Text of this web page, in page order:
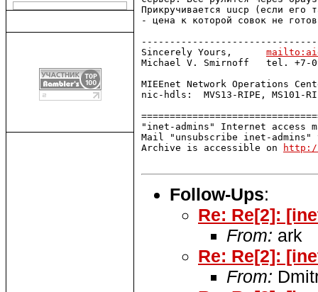
Прикручивается uucp (если его
- цена к которой совок не
Sincerely Yours,
Michael V. Smirnoff   tel. +7-
MIEEnet Network Operations
nic-hdls:  MVS13-RIPE, MS101-
"inet-admins" Internet access
Mail "unsubscribe inet-
Archive is accessible on
Follow-Ups:
Re: Re[2]:
From: ark
Re: Re[2]:
From: